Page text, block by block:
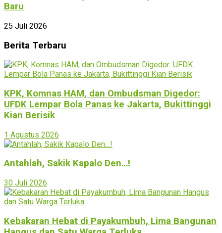
Baru
25 Juli 2026
Berita Terbaru
KPK, Komnas HAM, dan Ombudsman Digedor:
UFDK Lempar Bola Panas ke Jakarta, Bukittinggi
Kian Berisik
1 Agustus 2026
Antahlah, Sakik Kapalo Den…!
30 Juli 2026
Kebakaran Hebat di Payakumbuh, Lima Bangunan